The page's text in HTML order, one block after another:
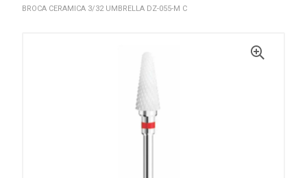
BROCA CERAMICA 3/32 UMBRELLA DZ-055-M C